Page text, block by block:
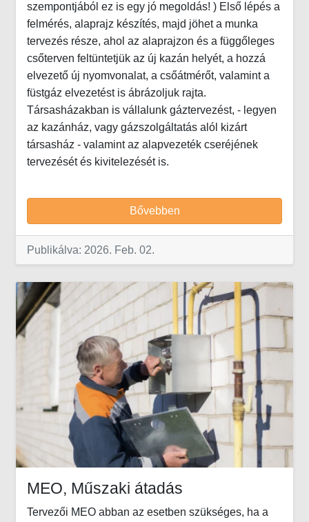
szempontjából ez is egy jó megoldás! ) Első lépés a
felmérés, alaprajz készítés, majd jöhet a munka
tervezés része, ahol az alaprajzon és a függőleges
csőterven feltüntetjük az új kazán helyét, a hozzá
elvezető új nyomvonalat, a csőátmérőt, valamint a
füstgáz elvezetést is ábrázoljuk rajta.
Társasházakban is vállalunk gáztervezést, - legyen
az kazánház, vagy gázszolgáltatás alól kizárt
társasház - valamint az alapvezeték cseréjének
tervezését és kivitelezését is.
Bővebben
Publikálva: 2026. Feb. 02.
MEO, Műszaki átadás
Tervezői MEO abban az esetben szükséges, ha a